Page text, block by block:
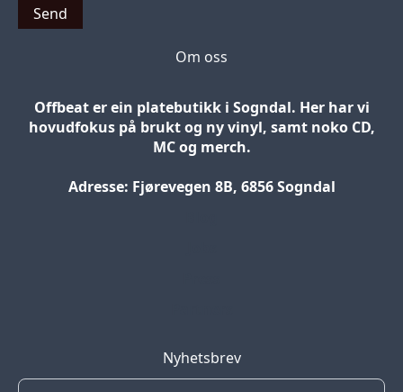
Send
Om oss
Offbeat er ein platebutikk i Sogndal. Her har vi
hovudfokus på brukt og ny vinyl, samt noko CD,
MC og merch.
Adresse: Fjørevegen 8B, 6856 Sogndal
Nyhetsbrev